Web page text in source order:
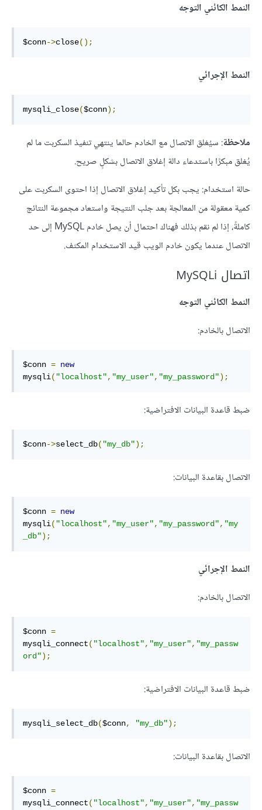
النمط الكائني التوجه
$conn->close();
النمط الإجرائي
mysqli_close($conn);
ملاحظة: سيُغلق الاتصال مع الخادم حالما ينتهي تنفيذ السكربت ما لم
يُغلق مبكرًا باستدعاء دالة إغلاق الاتصال بشكلٍ صريح.
حالة استخدام: يجب بكل تأكيد إغلاق الاتصال إذا احتوى السكربت على
كمية معقولة من المعالجة بعد جلب النتيجة واستعاد مجموعة النتائج
كاملةً، إذا لم نقم بذلك فهناك احتمال أن يصل خادم MySQL إلى حد
الاتصال عندما يكون خادم الويب قيد الاستخدام المكثف.
اتصال MySQLi
النمط الكائني التوجه
الاتصال بالخادم:
$conn = new
mysqli( "localhost", "my_user", "my_password");
ضبط قاعدة البيانات الافتراضية:
$conn->select_db( "my_db");
الاتصال بقاعدة البيانات:
$conn = new
mysqli( "localhost", "my_user", "my_password", "my
_db");
النمط الإجرائي
الاتصال بالخادم:
$conn =
mysqli_connect( "localhost", "my_user", "my_passw
ord");
ضبط قاعدة البيانات الافتراضية:
mysqli_select_db($conn, "my_db");
الاتصال بقاعدة البيانات:
$conn =
mysqli_connect( "localhost", "my_user", "my_passw